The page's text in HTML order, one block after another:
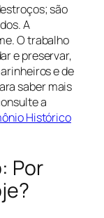
são
A
O trabalho
e preservar,
e de
saber mais
a
Histórico
Por